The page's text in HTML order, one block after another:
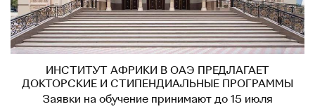
ИНСТИТУТ АФРИКИ В ОАЭ ПРЕДЛАГАЕТ
ДОКТОРСКИЕ И СТИПЕНДИАЛЬНЫЕ ПРОГРАММЫ
Заявки на обучение принимают до 15 июля